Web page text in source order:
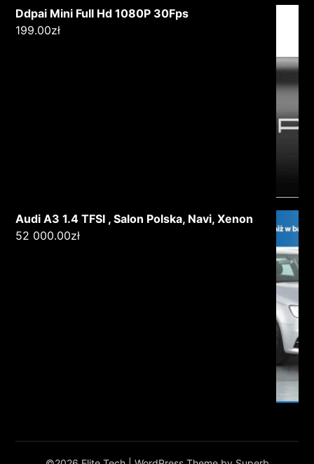
Ddpai Mini Full Hd 1080P 30Fps
199.00zł
Audi A3 1.4 TFSI , Salon Polska, Navi, Xenon
52 000.00zł